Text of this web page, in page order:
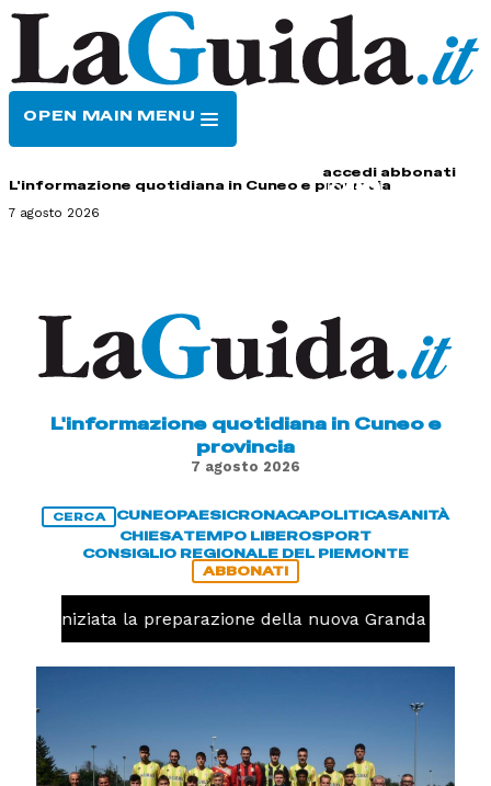
OPEN MAIN MENU
accedi abbonati
L'informazione quotidiana in Cuneo e provincia
7 agosto 2026
L'informazione quotidiana in Cuneo e
provincia
7 agosto 2026
CERCA CUNEOPAESICRONACAPOLITICASANITÀ
CHIESATEMPO LIBEROSPORT
CONSIGLIO REGIONALE DEL PIEMONTE
ABBONATI
iniziata la preparazione della nuova Granda Volley